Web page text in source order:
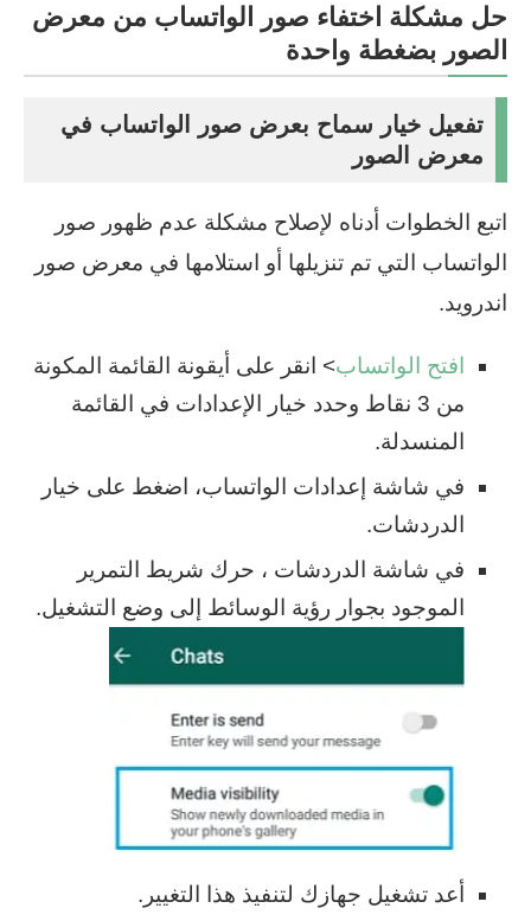
حل مشكلة اختفاء صور الواتساب من معرض
الصور بضغطة واحدة
تفعيل خيار سماح بعرض صور الواتساب في
معرض الصور
اتبع الخطوات أدناه لإصلاح مشكلة عدم ظهور صور
الواتساب التي تم تنزيلها أو استلامها في معرض صور
اندرويد.
افتح الواتساب> انقر على أيقونة القائمة المكونة
من 3 نقاط وحدد خيار الإعدادات في القائمة
المنسدلة.
في شاشة إعدادات الواتساب، اضغط على خيار
الدردشات.
في شاشة الدردشات ، حرك شريط التمرير
الموجود بجوار رؤية الوسائط إلى وضع التشغيل.
أعد تشغيل جهازك لتنفيذ هذا التغيير.